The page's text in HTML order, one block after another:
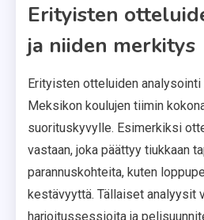
Erityisten
ja niiden merkitys
Erityisten otteluiden
Meksikon koulujen tiimin
suorituskyvylle. Esimerkiksi
vastaan, joka päättyy tiukkaan
parannuskohteita, kuten
kestävyyttä. Tällaiset analyysit
harjoitussessioita ja